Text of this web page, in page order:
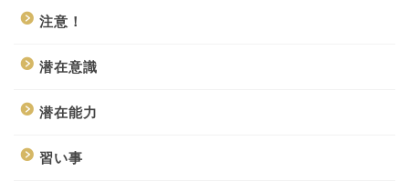
注意！
潜在意識
潜在能力
習い事